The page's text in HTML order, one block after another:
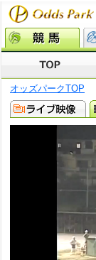
オッズパークTOP